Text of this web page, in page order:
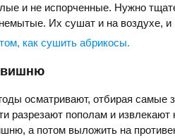
и не испорченные. Нужно
Их сушат и на воздухе, и
как сушить абрикосы.
вишню
осматривают, отбирая самые
разрезают пополам и извлекают
а потом выложить на